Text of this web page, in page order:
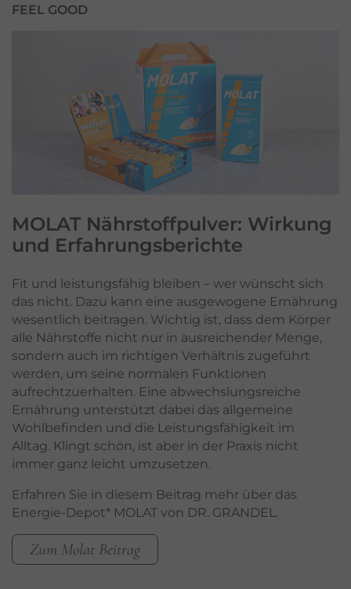
FEEL GOOD
MOLAT Nährstoffpulver: Wirkung
und Erfahrungsberichte
Fit und leistungsfähig bleiben – wer wünscht sich
das nicht. Dazu kann eine ausgewogene Ernährung
wesentlich beitragen. Wichtig ist, dass dem Körper
alle Nährstoffe nicht nur in ausreichender Menge,
sondern auch im richtigen Verhältnis zugeführt
werden, um seine normalen Funktionen
aufrechtzuerhalten. Eine abwechslungsreiche
Ernährung unterstützt dabei das allgemeine
Wohlbefinden und die Leistungsfähigkeit im
Alltag. Klingt schön, ist aber in der Praxis nicht
immer ganz leicht umzusetzen.
Erfahren Sie in diesem Beitrag mehr über das
Energie-Depot* MOLAT von DR. GRANDEL.
Zum Molat Beitrag